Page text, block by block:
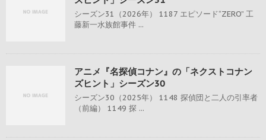
シーズン31（2026年） 1187 エピソード“ZERO” 工
藤新一水族館事件 ...
アニメ『名探偵コナン』の「ネクストコナン
ズヒント」シーズン30
シーズン30（2025年） 1148 探偵団と二人の引率者
（前編） 1149 探 ...